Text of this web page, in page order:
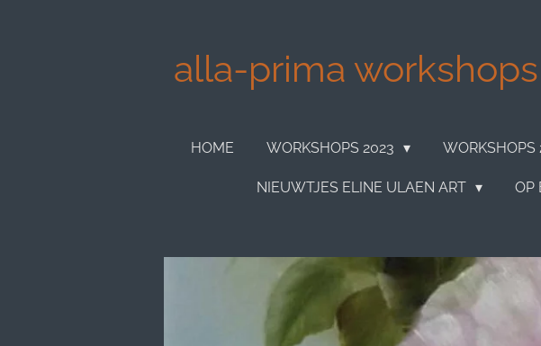
alla-prima
HOME WORKSHOPS 2023 WORKSHOPS
NIEUWTJES ELINE ULAEN ART OP